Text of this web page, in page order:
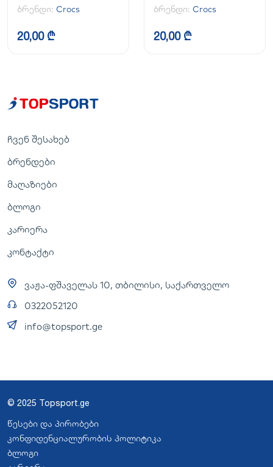
ბრენდი: Crocs
20,00 ₾
ბრენდი: Crocs
20,00 ₾
ჩვენ შესახებ
ბრენდები
მაღაზიები
ბლოგი
კარიერა
კონტაქტი
ვაჟა-ფშაველას 10, თბილისი, საქართველო
0322052120
info@topsport.ge
© 2025 Topsport.ge
წესები და პირობები
კონფიდენციალურობის პოლიტიკა
ბლოგი